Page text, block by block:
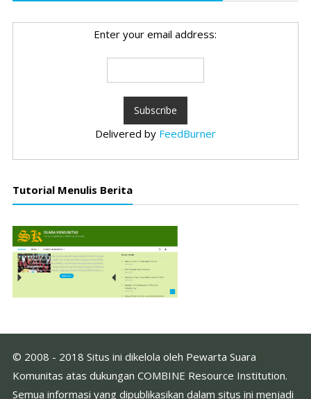
Enter your email address:
Delivered by FeedBurner
Tutorial Menulis Berita
© 2008 - 2018 Situs ini dikelola oleh Pewarta Suara
Komunitas atas dukungan COMBINE Resource Institution.
Semua informasi yang dipublikasikan dalam situs ini menjadi